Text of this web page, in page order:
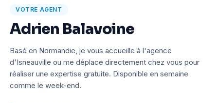
VOTRE AGENT
Adrien Balavoine
Basé en Normandie, je vous accueille à l'agence
d'Isneauville ou me déplace directement chez vous pour
réaliser une expertise gratuite. Disponible en semaine
comme le week-end.